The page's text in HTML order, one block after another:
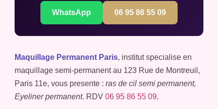
WhatsApp 06 95 86 55 09
Maquillage Permanent Paris, institut specialise en
maquillage semi-permanent au 123 Rue de Montreuil,
Paris 11e, vous presente : ras de cil semi permanent,
Eyeliner permanent. RDV 06 95 86 55 09.